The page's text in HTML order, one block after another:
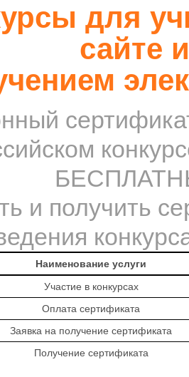
для
сайте
и получить
Наименование услуги
Участие в конкурсах
Оплата сертификата
Заявка на получение сертификата
Получение сертификата